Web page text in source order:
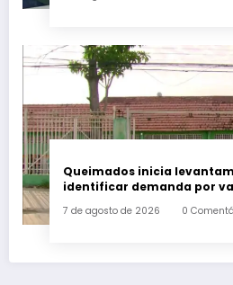
Queimados inicia
identificar demanda por
7 de agosto de 2026 0